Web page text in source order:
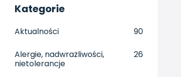
Kategorie
Aktualności 90
Alergie, nadwrażliwości,
nietolerancje
26